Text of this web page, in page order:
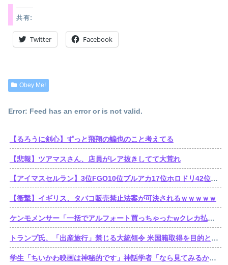
共有:
Twitter Facebook
Obey Me!
Error: Feed has an error or is not valid.
【るろうに剣心】ずっと飛翔の蝙也のこと考えてる
【悲報】ツアマスさん、店員がレア抜きしてて大荒れ
【アイマスセルラン】3位FGO10位ブルアカ17位ホロドリ42位スタレ103位学マス240位シャニソン449位シャニマス489位デレステ490位ミリシタ
【衝撃】イギリス、タバコ販売禁止法案が可決されるｗｗｗｗｗ
ケンモメンサー「一括でアルフォート買っちゃったwクレカ払いで来月の俺ごめんねー」銀行「デビットカードなんで即時引き落としです」
トランプ氏、「出産旅行」禁じる大統領令 米国籍取得を目的とした中国人らの渡米を問題視
学生「ちいかわ映画は神秘的です」神話学者「なら見てみるか…」